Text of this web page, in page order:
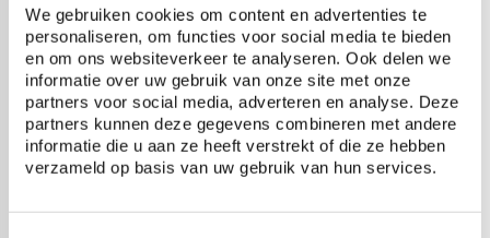
We gebruiken cookies om content en advertenties te
personaliseren, om functies voor social media te bieden
en om ons websiteverkeer te analyseren. Ook delen we
informatie over uw gebruik van onze site met onze
partners voor social media, adverteren en analyse. Deze
partners kunnen deze gegevens combineren met andere
informatie die u aan ze heeft verstrekt of die ze hebben
verzameld op basis van uw gebruik van hun services.
€258,00Incl btw
Afdekzeil 3x6 PVC 650 -
Groen
1-2 weken (gratis levering vanaf
€ 100,00)
€258,00Incl btw